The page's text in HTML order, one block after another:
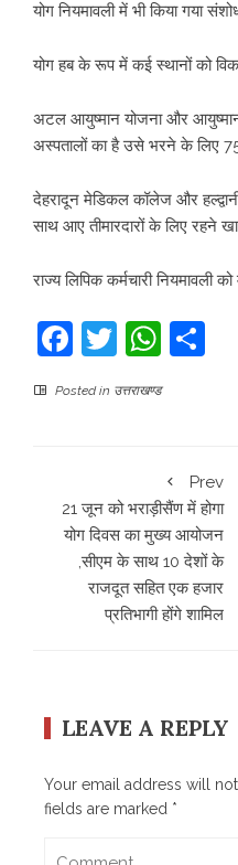
योग नियमावली में भी किया गया
योग हब के रूप में कई स्थानों को
अटल आयुष्मान योजना और
अस्पतालों का है उसे भरने के लिए
देहरादून मेडिकल कॉलेज और
साथ आए तीमारदारों के लिए रहने
राज्य लिपिक कर्मचारी नियमावली
Facebook
Twitter
Posted in उत्तराखण्ड
Prev
21 जून को भराड़ीसैंण में होगा
योग दिवस का मुख्य आयोजन
,सीएम के साथ 10 देशों के
राजदूत सहित एक हजार
प्रतिभागी होंगे शामिल
LEAVE A REPLY
Your email address will
fields are marked *